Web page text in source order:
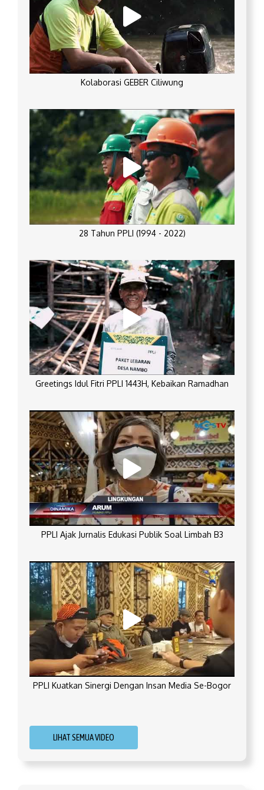
Kolaborasi GEBER Ciliwung
28 Tahun PPLI (1994 - 2022)
Greetings Idul Fitri PPLI 1443H, Kebaikan Ramadhan
PPLI Ajak Jurnalis Edukasi Publik Soal Limbah B3
PPLI Kuatkan Sinergi Dengan Insan Media Se-Bogor
LIHAT SEMUA VIDEO